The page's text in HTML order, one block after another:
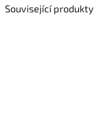
Související produkty